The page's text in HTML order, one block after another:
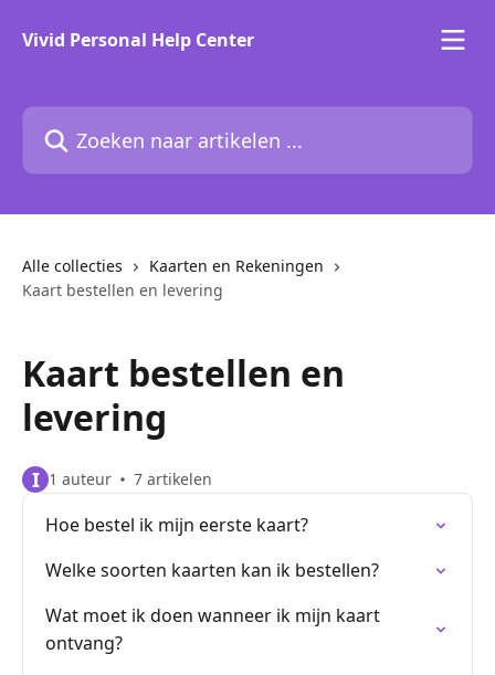
Vivid Personal Help Center
Zoeken naar artikelen ...
Alle collecties
Kaarten en Rekeningen
Kaart bestellen en levering
Kaart bestellen en
levering
I 1 auteur 7 artikelen
Hoe bestel ik mijn eerste kaart?
Welke soorten kaarten kan ik bestellen?
Wat moet ik doen wanneer ik mijn kaart
ontvang?